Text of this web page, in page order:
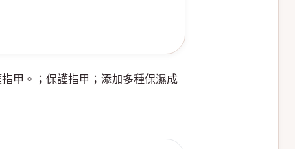
甲。；保護指甲；添加多種保濕成